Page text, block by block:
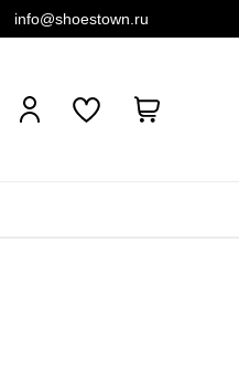
info@shoestown.ru